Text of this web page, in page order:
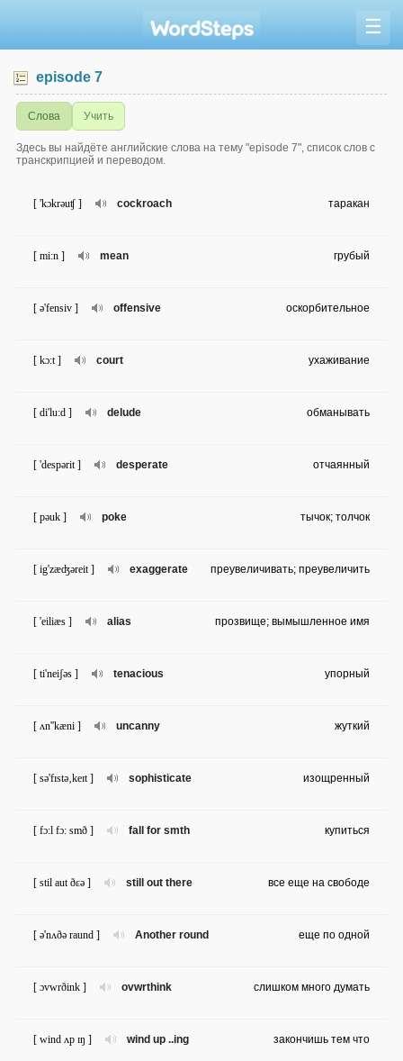
☰
episode 7
Слова Учить
Здесь вы найдёте английские слова на тему "episode 7", список слов с
транскрипцией и переводом.
cockroach
[ 'kɔkrəuʧ ] таракан
mean
[ mi:n ] грубый
offensive
[ ə'fensiv ] оскорбительное
court
[ kɔ:t ] ухаживание
delude
[ di'lu:d ] обманывать
desperate
[ 'despərit ] отчаянный
poke
[ pəuk ] тычок; толчок
exaggerate
[ ig'zæʤəreit ] преувеличивать; преувеличить
alias
[ 'eiliæs ] прозвище; вымышленное имя
tenacious
[ ti'neiʃəs ] упорный
uncanny
[ ʌn''kæni ] жуткий
sophisticate
[ sə'fɪstə‚keɪt ] изощренный
fall for smth
[ fɔ:l fɔ: smð ] купиться
still out there
[ stil aut ðɛə ] все еще на свободе
Another round
[ ə'nʌðə raund ] еще по одной
ovwrthink
[ ɔvwrðink ] слишком много думать
wind up ..ing
[ wind ʌp ɪŋ ] закончишь тем что